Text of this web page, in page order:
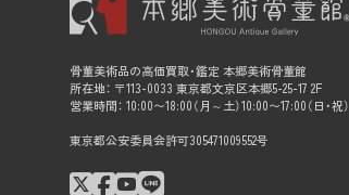
骨董美術品の高価買取・鑑定 本郷美術骨董館
所在地： 〒113-0033 東京都文京区本郷5-25-17 2F
営業時間： 10:00〜18:00（月～土）10:00〜17:00（日・祝）
東京都公安委員会許可305471009552号